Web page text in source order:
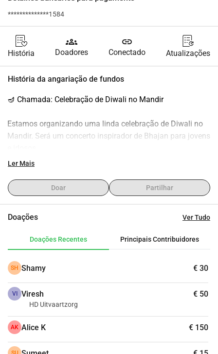
**************1584
História
groups
Doadores
link
Conectado Atualizações
História da angariação de fundos
🪔 Chamada: Celebração de Diwali no Mandir
Estamos organizando uma linda celebração de Diwali no
Mandir. Será um concerto inspirador de Bhajan para jovens
Queremos facilitar a visita ao Mandir . Também queremos
tornar o hinduísmo mais acessível e promover a unidade e
Deixe-nos saber! Toda ajuda é bem-vinda .
️ Precisamos de voluntários!
Estamos procurando pessoas que queiram ajudar no dia
do evento .
Gostaria de participar? Envie uma mensagem para
info@yumbons.nl ou 06 13735716.
Vamos juntos tornar este Diwali quente e especial 🪔!
Ler Mais
Doar Partilhar
Doações Ver Tudo
Doações Recentes Principais Contribuidores
SH Shamy € 30
VI Viresh € 50
HD Uitvaartzorg
AK Alice K € 150